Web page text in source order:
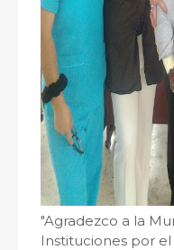
"Agradezco a la
Instituciones por